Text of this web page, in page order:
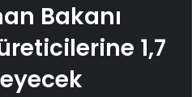
Bakanı
1,7